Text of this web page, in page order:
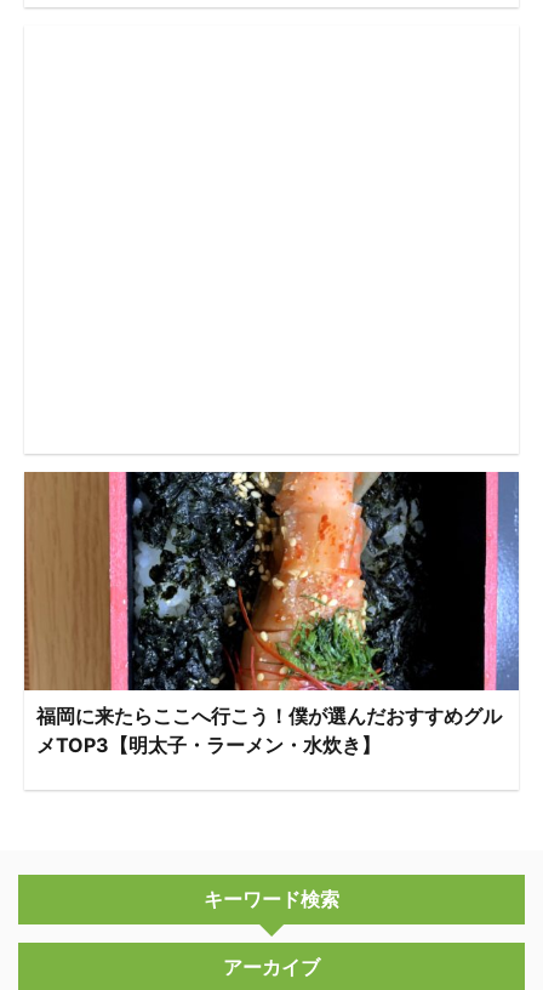
福岡に来たらここへ行こう！僕が選んだおすすめグル
メTOP3【明太子・ラーメン・水炊き】
キーワード検索
アーカイブ